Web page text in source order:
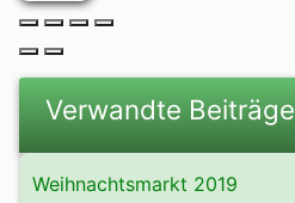
Verwandte Beiträge
Weihnachtsmarkt 2019